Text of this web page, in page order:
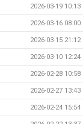
2026-03-19 10:13
2026-03-16 08:00
2026-03-15 21:12
2026-03-10 12:24
2026-02-28 10:58
2026-02-27 13:43
2026-02-24 15:54